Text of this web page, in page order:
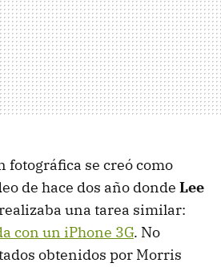
fotográfica se creó como
de hace dos año donde Lee
una tarea similar:
con un iPhone 3G. No
obtenidos por Morris